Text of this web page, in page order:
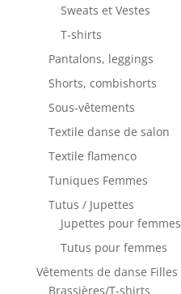
Sweats et Vestes
T-shirts
Pantalons, leggings
Shorts, combishorts
Sous-vêtements
Textile danse de salon
Textile flamenco
Tuniques Femmes
Tutus / Jupettes
Jupettes pour femmes
Tutus pour femmes
Vêtements de danse Filles
Brassières/T-shirts